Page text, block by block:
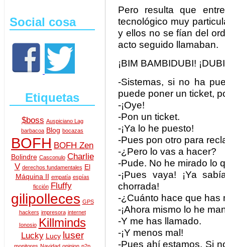
Social cosa
Etiquetas
$boss Auspiciano Lag
barbacoa Blog bocazas
BOFH BOFH Zen
Bolindre Casconulo Charlie
V derechos fundamentales El
Máquina II empatía espías
ficción
Fluffy
gilipolleces GPS
hackers impresora internet
Ionosio Killminds
Lucky Lucy luser
Pero resulta que
tecnológico muy
y ellos no se fían del
acto seguido llamaban.
¡BIM BAMBIDUBI!
-Sistemas, si no ha
puede poner un ticket,
-¡Oye!
-Pon un ticket.
-¡Ya lo he puesto!
-Pues pon otro para
-¿Pero lo vas a hacer?
-Pude. No he mirado lo
-¡Pues vaya! ¡Ya
chorrada!
-¿Cuánto hace que has
-¡Ahora mismo lo he
-Y me has llamado.
-¡Y menos mal!
-Pues ahí estamos. Si